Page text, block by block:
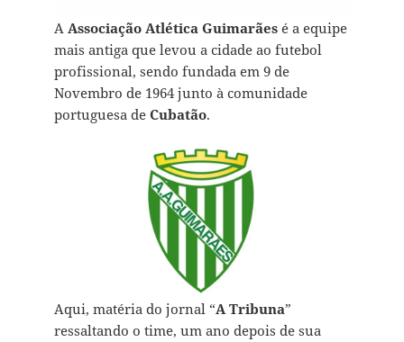
A Associação Atlética Guimarãesé a equipe
mais antiga que levou a cidade ao futebol
profissional, sendo fundada em 9 de
Novembro de 1964 junto à comunidade
portuguesa de Cubatão.
Aqui, matéria do jornal “A Tribuna”
ressaltando o time, um ano depois de sua